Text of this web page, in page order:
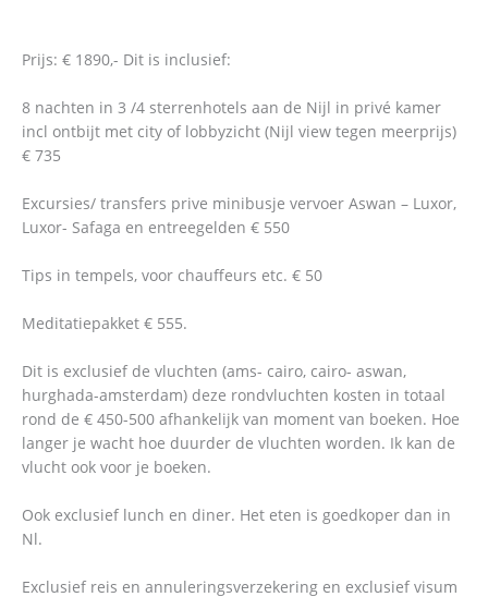
Prijs: € 1890,- Dit is inclusief:
8 nachten in 3 /4 sterrenhotels aan de Nijl in privé kamer
incl ontbijt met city of lobbyzicht (Nijl view tegen meerprijs)
€ 735
Excursies/ transfers prive minibusje vervoer Aswan – Luxor,
Luxor- Safaga en entreegelden € 550
Tips in tempels, voor chauffeurs etc. € 50
Meditatiepakket € 555.
Dit is exclusief de vluchten (ams- cairo, cairo- aswan,
hurghada-amsterdam) deze rondvluchten kosten in totaal
rond de € 450-500 afhankelijk van moment van boeken. Hoe
langer je wacht hoe duurder de vluchten worden. Ik kan de
vlucht ook voor je boeken.
Ook exclusief lunch en diner. Het eten is goedkoper dan in
Nl.
Exclusief reis en annuleringsverzekering en exclusief visum